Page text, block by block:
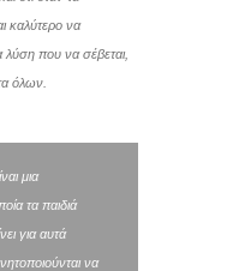
καλύτερο να
λύση που να σέβεται,
όλων.
μια
τα παιδιά
για αυτά
να